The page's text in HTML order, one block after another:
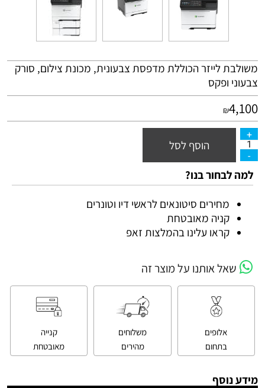
משולבת לייזר הכוללת מדפסת צבעונית, מכונת צילום, סורק
צבעוני ופקס
₪4,100
הוסף לסל
למה לבחור בנו?
מחירים סיטונאים לראשי דיו וטונרים
קניה מאובטחת
קראו עלינו בהמלצות זאפ
שאל אותנו על מוצר זה
אלופים
בתחום
משלוחים
מהירים
קנייה
מאובטחת
מידע נוסף